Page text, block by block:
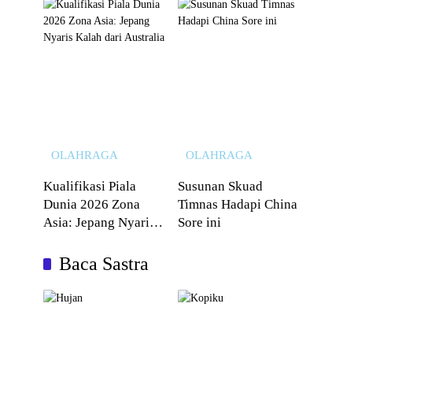
OLAHRAGA
Kualifikasi Piala
Dunia 2026 Zona
Asia: Jepang Nyaris
OLAHRAGA
Susunan Skuad
Timnas Hadapi China
Sore ini
Baca Sastra